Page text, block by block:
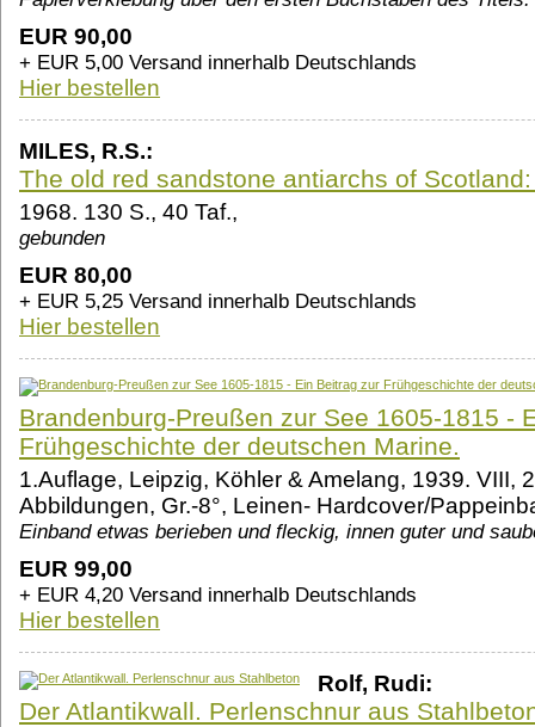
EUR 90,00
+ EUR 5,00 Versand innerhalb Deutschlands
Hier bestellen
MILES, R.S.:
The old red sandstone antiarchs of
1968. 130 S., 40 Taf.,
gebunden
EUR 80,00
+ EUR 5,25 Versand innerhalb Deutschlands
Hier bestellen
Brandenburg-Preußen zur See 1605-1815 -
Frühgeschichte der deutschen Marine.
1.Auflage, Leipzig, Köhler & Amelang, 1939. VIII,
Abbildungen, Gr.-8°, Leinen- Hardcover/
Einband etwas berieben und fleckig, innen guter und
EUR 99,00
+ EUR 4,20 Versand innerhalb Deutschlands
Hier bestellen
Rolf, Rudi:
Der Atlantikwall. Perlenschnur aus